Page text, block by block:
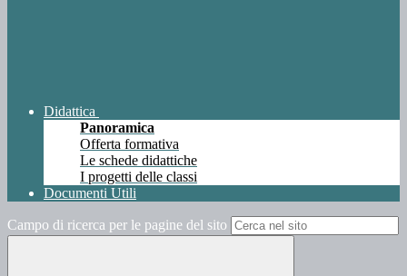
Didattica
Panoramica
Offerta formativa
Le schede didattiche
I progetti delle classi
Documenti Utili
Campo di ricerca per le pagine del sito